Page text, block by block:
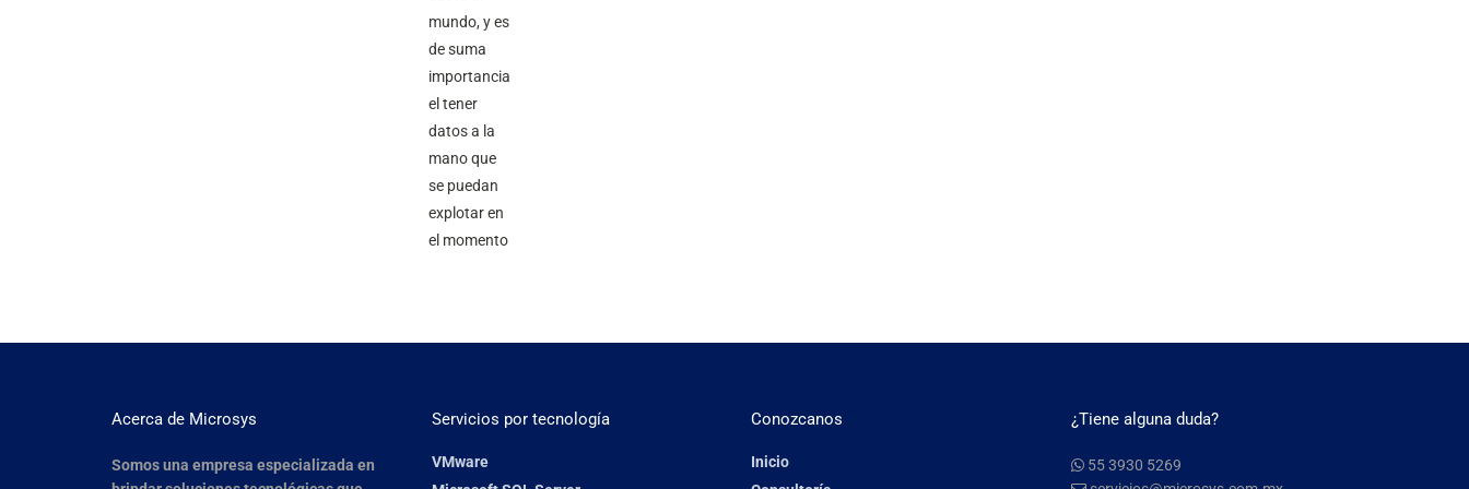
mundo, y es
de suma
importancia
el tener
datos a la
mano que
se puedan
explotar en
el momento
Acerca de Microsys
Somos una empresa especializada en
Servicios por tecnología
VMware
Conozcanos
Inicio
¿Tiene alguna duda?
55 3930 5269